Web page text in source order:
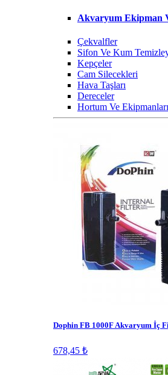
Akvaryum Ekipman
Çekvalfler
Sifon Ve Kum
Kepçeler
Cam Silecekleri
Hava Taşları
Dereceler
Hortum Ve Ekipmanları
Dophin FB 1000F Akvaryum İç
678,45 ₺